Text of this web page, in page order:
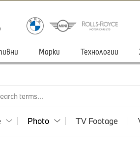
Марки Технологии
terms...
Photo TV Footage